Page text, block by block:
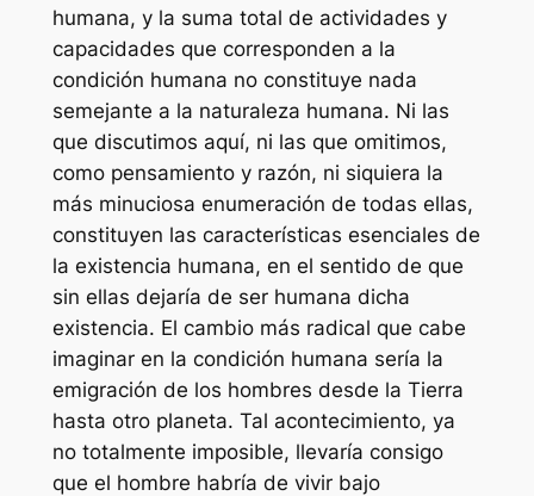
humana, y la suma total de actividades y
capacidades que corresponden a la
condición humana no constituye nada
semejante a la naturaleza humana. Ni las
que discutimos aquí, ni las que omitimos,
como pensamiento y razón, ni siquiera la
más minuciosa enumeración de todas ellas,
constituyen las características esenciales de
la existencia humana, en el sentido de que
sin ellas dejaría de ser humana dicha
existencia. El cambio más radical que cabe
imaginar en la condición humana sería la
emigración de los hombres desde la Tierra
hasta otro planeta. Tal acontecimiento, ya
no totalmente imposible, llevaría consigo
que el hombre habría de vivir bajo